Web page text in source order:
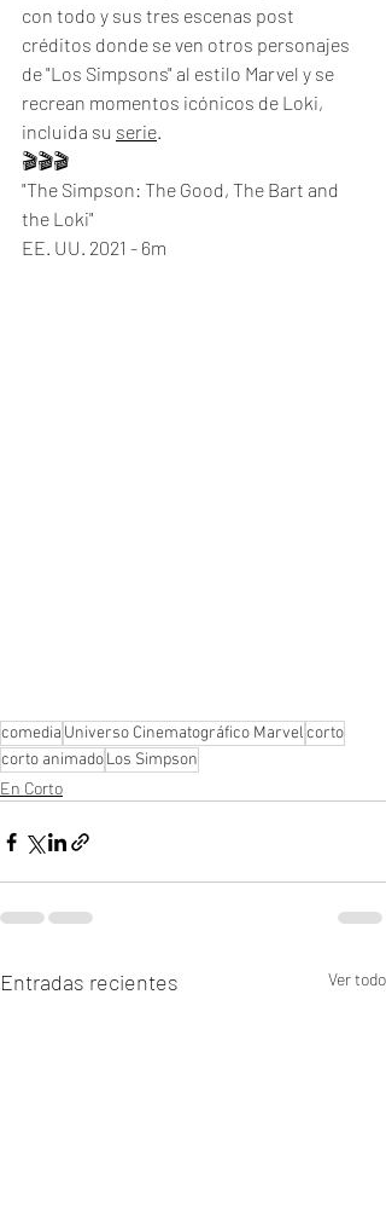
con todo y sus tres escenas post
créditos donde se ven otros personajes
de "Los Simpsons" al estilo Marvel y se
recrean momentos icónicos de Loki,
incluida su serie.
🎬🎬🎬
"The Simpson: The Good, The Bart and
the Loki"
EE. UU. 2021 - 6m
comedia Universo Cinematográfico Marvelcorto
corto animadoLos Simpson
En Corto
Entradas recientes Ver todo